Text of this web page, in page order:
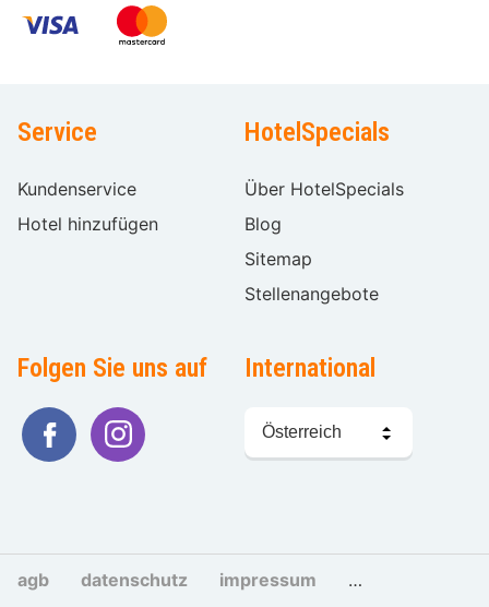
Service
Kundenservice
Hotel hinzufügen
HotelSpecials
Über HotelSpecials
Blog
Sitemap
Stellenangebote
Folgen Sie uns auf International
Sprache
wählen
agb datenschutz impressum cookies und